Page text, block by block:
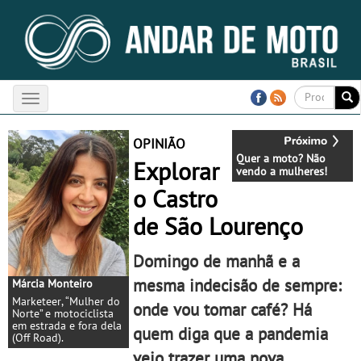
Toggle
navigation
Quer a moto? Não
vendo a mulheres!
Márcia Monteiro
Marketeer, “Mulher do
Norte” e motociclista
em estrada e fora dela
(Off Road).
OPINIÃO
Explorar
o Castro
de São Lourenço
Domingo de manhã e a
mesma indecisão de sempre:
onde vou tomar café? Há
quem diga que a pandemia